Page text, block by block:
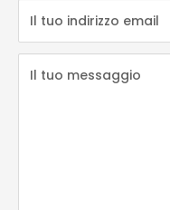
Il tuo indirizzo email
Il tuo messaggio